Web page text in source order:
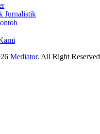
Jurnalistik
Mediator. All Right Reserved